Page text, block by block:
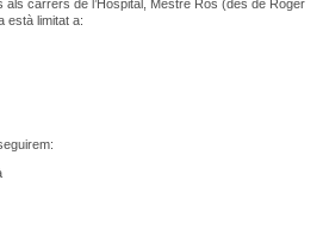
als carrers de l’Hospital, Mestre Ros (des de Roger
està limitat a: